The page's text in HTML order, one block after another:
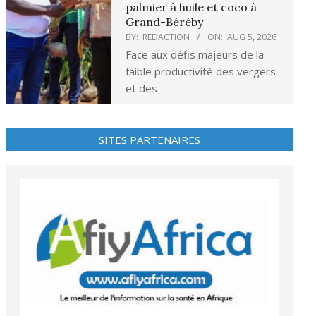
palmier à huile et coco à
Grand-Béréby
BY: REDACTION ON: AUG 5, 2026
Face aux défis majeurs de la
faible productivité des vergers
et des
SITES PARTENAIRES